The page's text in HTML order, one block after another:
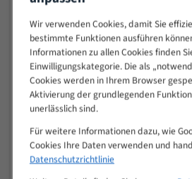
Danobat CR 330 Bi-Metal M42
HSS Bandsägeblatt
Verstärkter HSS m42 für die
Metallzerspanung
Länge (mm) : 4970
0 Bewertungen
Länge
Wir verwenden Cookies, damit Sie
bestimmte Funktionen ausführen
Informationen zu allen Cookies finden
Einwilligungskategorie. Die als
Cookies werden in Ihrem Browser
Aktivierung der grundlegenden
unerlässlich sind.
Für weitere Informationen dazu, wie
Cookies Ihre Daten verwenden und
Datenschutzrichtlinie